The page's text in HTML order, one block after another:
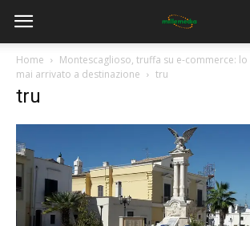
Home
Montescaglioso, truffa su e-commerce:
mai arrivato a destinazione
tru
tru